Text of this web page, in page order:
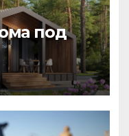
под